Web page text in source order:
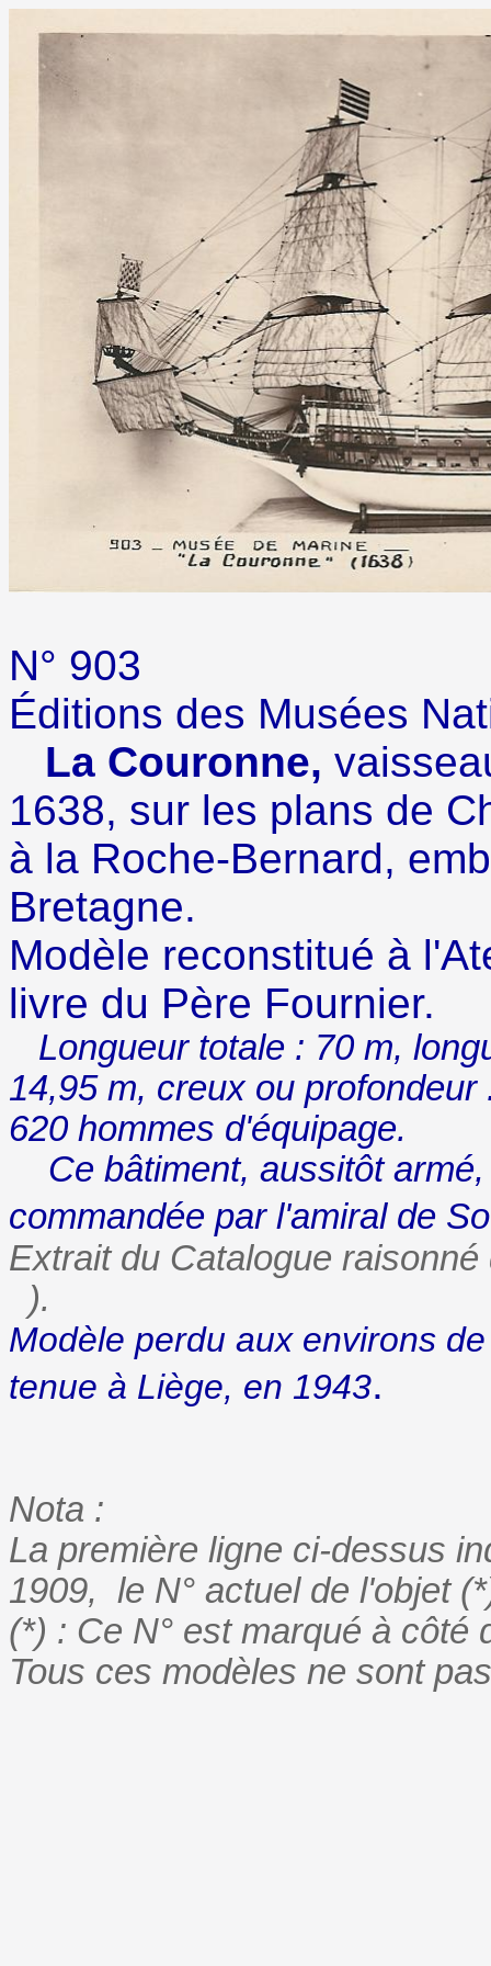
N°
Éditions des
La Couronne,
1638, sur les plans de
à la Roche-Bernard,
Bretagne.
Modèle reconstitué à
livre du Père Fournier.
Longueur totale : 70 m,
14,95 m, creux ou
620 hommes d'équipage.
Ce bâtiment, aussitôt
commandée par l'amiral de
Extrait du Catalogue
).
Modèle perdu aux environs
tenue à Liège, en 1943.
Nota :
La première ligne ci-dessus
1909, le N° actuelde l'objet
(*) : Ce N° est marqué à côté
Tous ces modèles ne sont